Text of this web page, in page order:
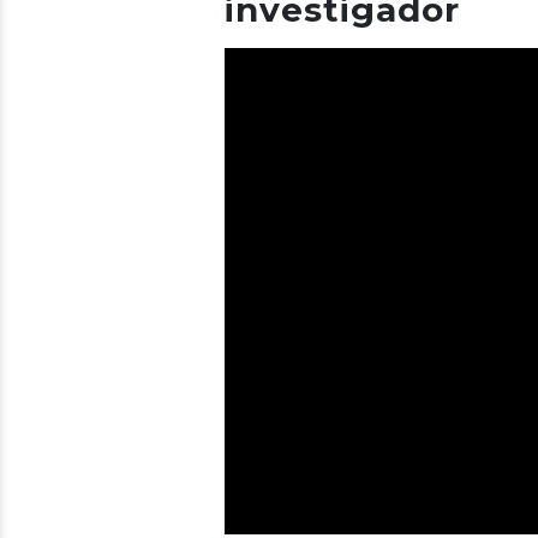
investigador